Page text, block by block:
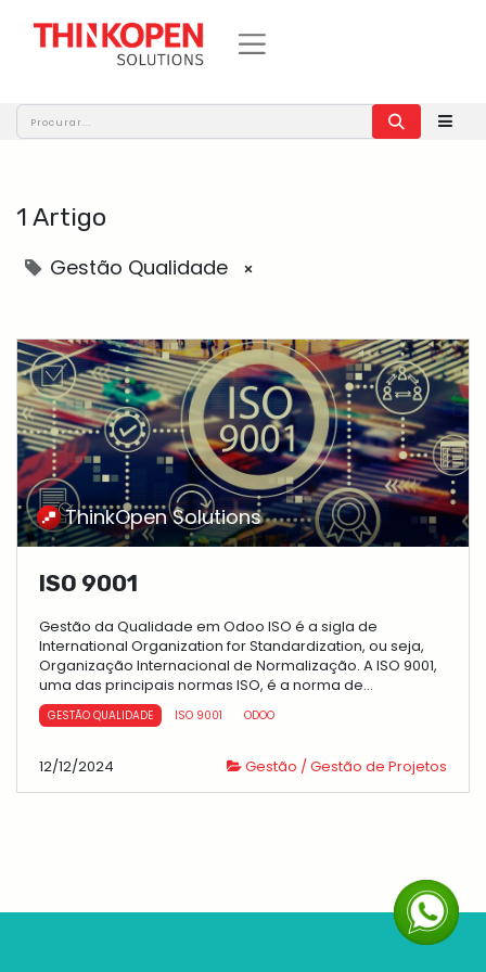
1 Artigo
Gestão Qualidade ×
ThinkOpen Solutions
ISO 9001
Gestão da Qualidade em Odoo ISO é a sigla de
International Organization for Standardization, ou seja,
Organização Internacional de Normalização. A ISO 9001,
uma das principais normas ISO, é a norma de...
GESTÃO QUALIDADE ISO 9001 ODOO
12/12/2024 Gestão / Gestão de Projetos